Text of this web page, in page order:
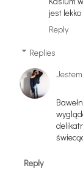
jest
Reply
Replies
Reply